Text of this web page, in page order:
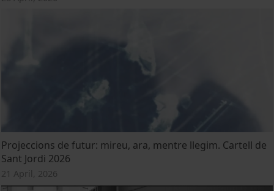
Projeccions de futur: mireu, ara, mentre llegim. Cartell de
Sant Jordi 2026
21 April, 2026